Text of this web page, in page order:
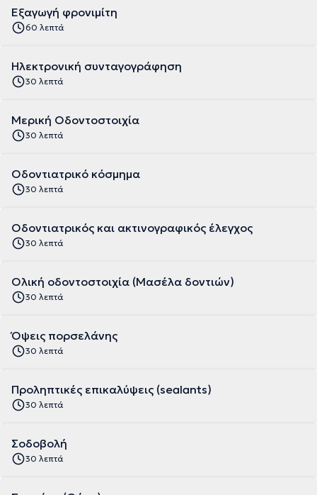
Εξαγωγή φρονιμίτη
60 λεπτά
Ηλεκτρονική συνταγογράφηση
30 λεπτά
Μερική Οδοντοστοιχία
30 λεπτά
Οδοντιατρικό κόσμημα
30 λεπτά
Οδοντιατρικός και ακτινογραφικός έλεγχος
30 λεπτά
Ολική οδοντοστοιχία (Μασέλα δοντιών)
30 λεπτά
Όψεις πορσελάνης
30 λεπτά
Προληπτικές επικαλύψεις (sealants)
30 λεπτά
Σοδοβολή
30 λεπτά